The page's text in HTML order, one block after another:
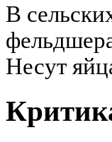
В
Несут